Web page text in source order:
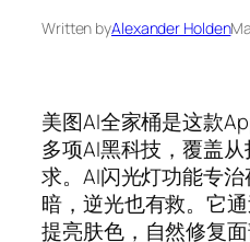
Written byAlexander Holden
美图AI全家桶是这款
多项AI黑科技，覆盖
求。AI闪光灯功能专
暗，逆光也有救。它
提亮肤色，自然修复